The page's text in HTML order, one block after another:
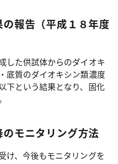
報告（平成１８年度
した供試体からのダイオキ
底質のダイオキシン類濃度
下という結果となり、固化
モニタリング方法
け、今後もモニタリングを